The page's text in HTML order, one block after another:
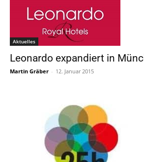
Aktuelles
Leonardo expandiert in
Martin Gräber - 12. Januar 2015